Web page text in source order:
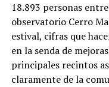
18.893 personas
observatorio Cerro
estival, cifras que
en la senda de
principales recintos
claramente de la